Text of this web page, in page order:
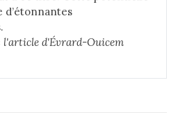
d’étonnantes
l'article d'Évrard-Ouicem